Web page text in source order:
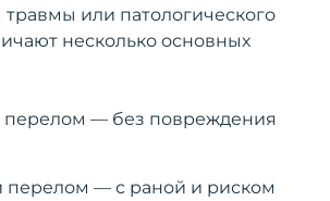
или патологического
несколько основных
перелом — без повреждения
перелом — с раной и риском